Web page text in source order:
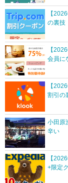
【
の裏技
【
会員に
【
割引の
小田原
辛い
【
+限定